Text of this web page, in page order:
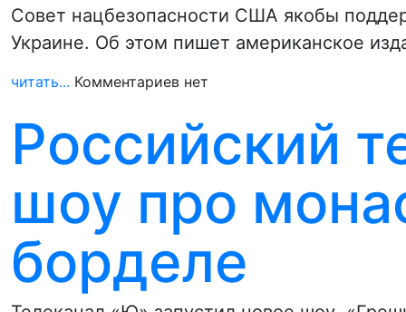
Совет нацбезопасности США якобы
Украине. Об этом пишет американское
читать... Комментариев нет
Российский
шоу про
борделе